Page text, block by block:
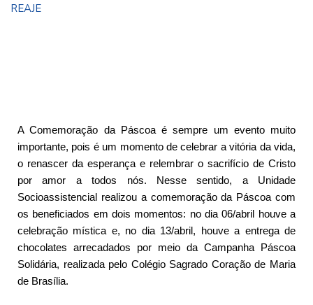
REAJE
A Comemoração da Páscoa é sempre um evento muito
importante, pois é um momento de celebrar a vitória da vida,
o renascer da esperança e relembrar o sacrifício de Cristo
por amor a todos nós. Nesse sentido, a Unidade
Socioassistencial realizou a comemoração da Páscoa com
os beneficiados em dois momentos: no dia 06/abril houve a
celebração mística e, no dia 13/abril, houve a entrega de
chocolates arrecadados por meio da Campanha Páscoa
Solidária, realizada pelo Colégio Sagrado Coração de Maria
de Brasília.